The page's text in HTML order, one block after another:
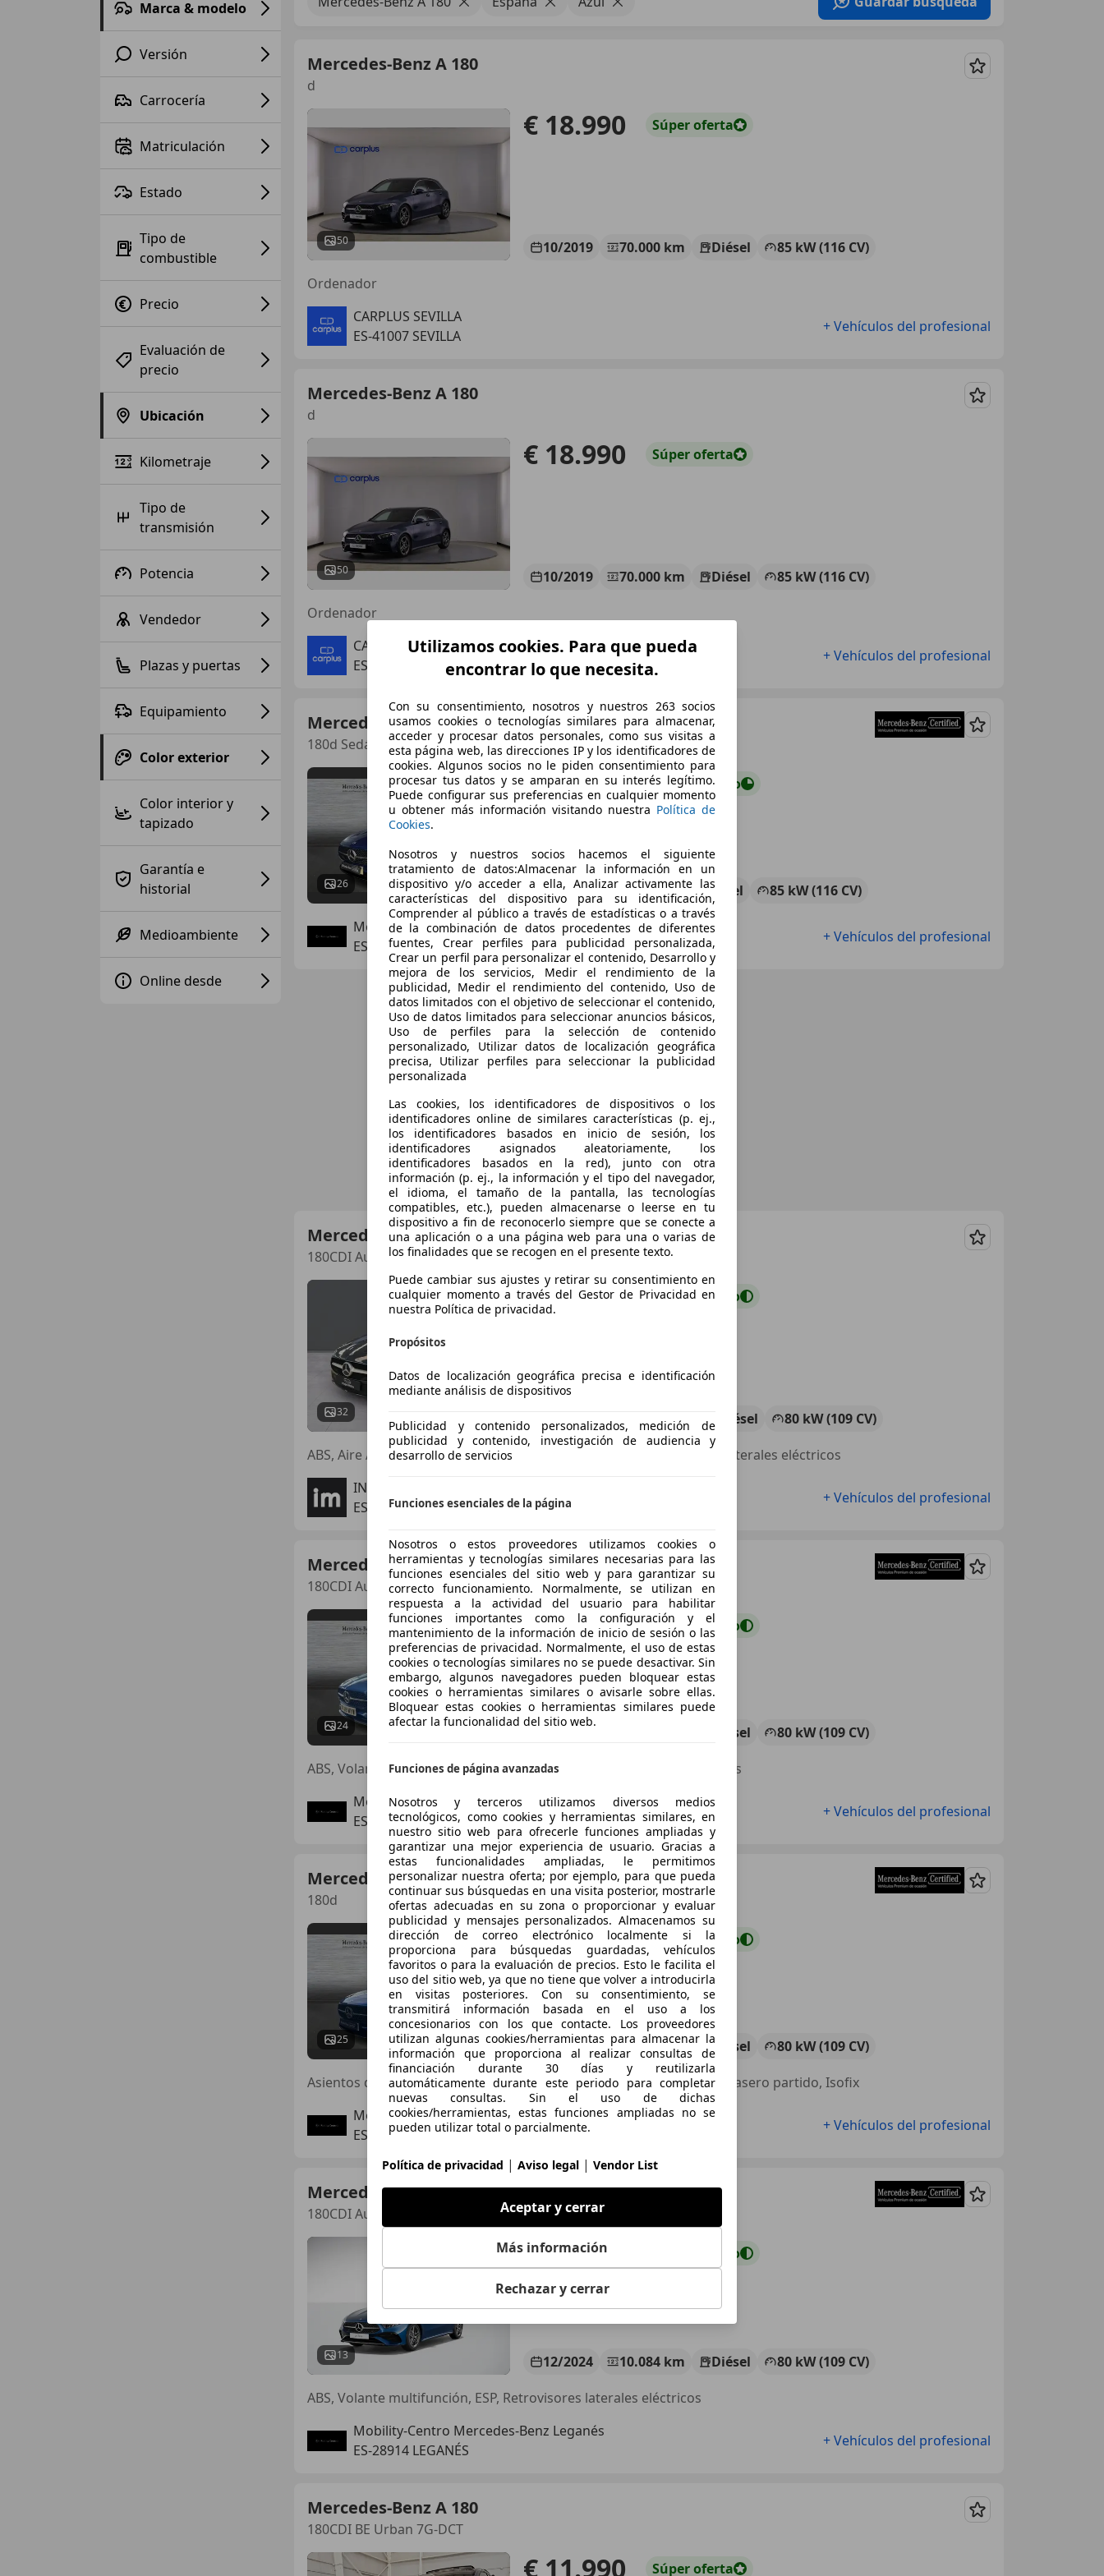
Marca & modelo
Versión
Carrocería
Matriculación
Estado
Tipo de
combustible
Precio
Evaluación de
precio
Ubicación
Kilometraje
Tipo de
transmisión
Potencia
Vendedor
Plazas y puertas
Equipamiento
Color exterior
Color interior y
tapizado
Garantía e
historial
Medioambiente
Online desde
Mercedes-Benz A 180
d
Guardar
50
€ 18.990 Súperoferta
10/2019 70.000 km Diésel
85 kW (116 CV)
Ordenador
CARPLUS SEVILLA
ES-41007 SEVILLA
+ Vehículos del profesional
Mercedes-Benz A 180
d
Guardar
50
€ 18.990 Súperoferta
10/2019 70.000 km Diésel
85 kW (116 CV)
Ordenador
CARPLUS PARLA
ES-28981 PARLA
+ Vehículos del profesional
Mercedes-Benz A 180
180d Sedán 8G-DCT
Guardar
26
€ 28.900 1 Buenprecio
12/2024 8.088 km Diésel
85 kW (116 CV)
Mobility-Centro Mercedes-Benz Leganés
ES-28914 LEGANÉS
+ Vehículos del profesional
Mercedes-Benz A 180
180CDI Aut.
Guardar
32
€ 20.9001 Preciojusto
12/2021 132.733 km Diésel
80 kW (109 CV)
ABS, Aire Acondicionado, Volante multifunción, Isofix, Retrovisores laterales eléctricos
INTEGRAL MOTION CARBALLO
ES-15100 Carballo
+ Vehículos del profesional
Mercedes-Benz A 180
180CDI Aut.
Guardar
24
€ 31.5001 Precio justo
Diésel
80 kW (109 CV)
ABS, Volante multifunción, ESP, Isofix, Retrovisores laterales eléctricos
Mobility-Centro Mercedes-Benz SS Reyes
ES-28703 SAN SEBASTIÁN DE LOS REYES
+ Vehículos del profesional
Mercedes-Benz A 180
180d
Guardar
25
€ 28.900 1 Precio justo
12/2024 16.319 km Diésel
80 kW (109 CV)
Asientos deportivos, Retrovisores laterales eléctricos, ABS, Asiento trasero partido, Isofix
Mobility-Centro Mercedes-Benz Isla de Java
ES-28034 MADRID
+ Vehículos del profesional
Mercedes-Benz A 180
180CDI Aut.
Guardar
13
€ 28.900 justo
12/2024 10.084 km Diésel
80 kW (109 CV)
ABS, Volante multifunción, ESP, Retrovisores laterales eléctricos
Mobility-Centro Mercedes-Benz Leganés
ES-28914 LEGANÉS
+ Vehículos del profesional
Mercedes-Benz A 180
180CDI BE Urban 7G-DCT
Guardar
€ 11.990 Súperoferta
Utilizamos cookies. Para que pueda
encontrar lo que necesita.
Con su consentimiento, nosotros y nuestros 263 socios
usamos cookies o tecnologías similares para almacenar,
acceder y procesar datos personales, como sus visitas a
esta página web, las direcciones IP y los identificadores de
cookies. Algunos socios no le piden consentimiento para
procesar tus datos y se amparan en su interés legítimo.
Puede configurar sus preferencias en cualquier momento
u obtener más información visitando nuestra Política de
Cookies.
Nosotros y nuestros socios hacemos el siguiente
tratamiento de datos:Almacenar la información en un
dispositivo y/o acceder a ella, Analizar activamente las
características del dispositivo para su identificación,
Comprender al público a través de estadísticas o a través
de la combinación de datos procedentes de diferentes
fuentes, Crear perfiles para publicidad personalizada,
Crear un perfil para personalizar el contenido, Desarrollo y
mejora de los servicios, Medir el rendimiento de la
publicidad, Medir el rendimiento del contenido, Uso de
datos limitados con el objetivo de seleccionar el contenido,
Uso de datos limitados para seleccionar anuncios básicos,
Uso de perfiles para la selección de contenido
personalizado, Utilizar datos de localización geográfica
precisa, Utilizar perfiles para seleccionar la publicidad
personalizada
Las cookies, los identificadores de dispositivos o los
identificadores online de similares características (p. ej.,
los identificadores basados en inicio de sesión, los
identificadores asignados aleatoriamente, los
identificadores basados en la red), junto con otra
información (p. ej., la información y el tipo del navegador,
el idioma, el tamaño de la pantalla, las tecnologías
compatibles, etc.), pueden almacenarse o leerse en tu
dispositivo a fin de reconocerlo siempre que se conecte a
una aplicación o a una página web para una o varias de
los finalidades que se recogen en el presente texto.
Puede cambiar sus ajustes y retirar su consentimiento en
cualquier momento a través del Gestor de Privacidad en
nuestra Política de privacidad.
Propósitos
Datos de localización geográfica precisa e identificación
mediante análisis de dispositivos
Publicidad y contenido personalizados, medición de
publicidad y contenido, investigación de audiencia y
desarrollo de servicios
Funciones esenciales de la página
Nosotros o estos proveedores utilizamos cookies o
herramientas y tecnologías similares necesarias para las
funciones esenciales del sitio web y para garantizar su
correcto funcionamiento. Normalmente, se utilizan en
respuesta a la actividad del usuario para habilitar
funciones importantes como la configuración y el
mantenimiento de la información de inicio de sesión o las
preferencias de privacidad. Normalmente, el uso de estas
cookies o tecnologías similares no se puede desactivar. Sin
embargo, algunos navegadores pueden bloquear estas
cookies o herramientas similares o avisarle sobre ellas.
Bloquear estas cookies o herramientas similares puede
afectar la funcionalidad del sitio web.
Funciones de página avanzadas
Nosotros y terceros utilizamos diversos medios
tecnológicos, como cookies y herramientas similares, en
nuestro sitio web para ofrecerle funciones ampliadas y
garantizar una mejor experiencia de usuario. Gracias a
estas funcionalidades ampliadas, le permitimos
personalizar nuestra oferta; por ejemplo, para que pueda
continuar sus búsquedas en una visita posterior, mostrarle
ofertas adecuadas en su zona o proporcionar y evaluar
publicidad y mensajes personalizados. Almacenamos su
dirección de correo electrónico localmente si la
proporciona para búsquedas guardadas, vehículos
favoritos o para la evaluación de precios. Esto le facilita el
uso del sitio web, ya que no tiene que volver a introducirla
en visitas posteriores. Con su consentimiento, se
transmitirá información basada en el uso a los
concesionarios con los que contacte. Los proveedores
utilizan algunas cookies/herramientas para almacenar la
información que proporciona al realizar consultas de
financiación durante 30 días y reutilizarla
automáticamente durante este periodo para completar
nuevas consultas. Sin el uso de dichas
cookies/herramientas, estas funciones ampliadas no se
pueden utilizar total o parcialmente.
Política de privacidad | Aviso legal | Vendor List
Aceptar y cerrar
Más información
Rechazar y cerrar